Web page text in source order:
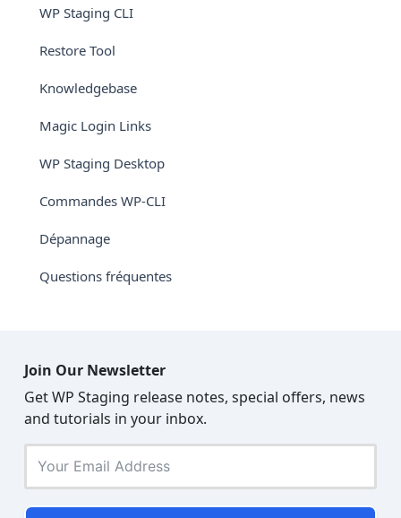
WP Staging CLI
Restore Tool
Knowledgebase
Magic Login Links
WP Staging Desktop
Commandes WP-CLI
Dépannage
Questions fréquentes
Join Our Newsletter
Get WP Staging release notes, special offers, news
and tutorials in your inbox.